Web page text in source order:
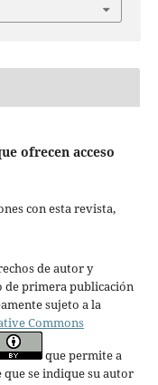
ofrecen acceso
con esta revista,
de autor y
de primera publicación
sujeto a la
Commons
que permite a
se indique su autor